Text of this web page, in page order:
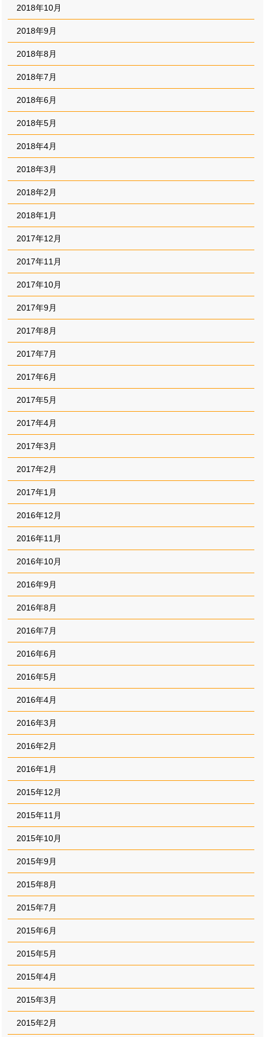
2018年10月
2018年9月
2018年8月
2018年7月
2018年6月
2018年5月
2018年4月
2018年3月
2018年2月
2018年1月
2017年12月
2017年11月
2017年10月
2017年9月
2017年8月
2017年7月
2017年6月
2017年5月
2017年4月
2017年3月
2017年2月
2017年1月
2016年12月
2016年11月
2016年10月
2016年9月
2016年8月
2016年7月
2016年6月
2016年5月
2016年4月
2016年3月
2016年2月
2016年1月
2015年12月
2015年11月
2015年10月
2015年9月
2015年8月
2015年7月
2015年6月
2015年5月
2015年4月
2015年3月
2015年2月